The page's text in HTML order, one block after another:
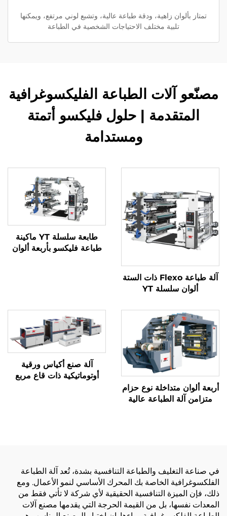
تمتاز بألوان زاهية، ودقة طباعة عالية، وتشبع لوني مرتفع، ويمكنها
تلبية مختلف الاحتياجات الشخصية في الطباعة
مصنّعو آلات الطباعة الفليكسوغرافية
المتقدمة | حلول فليكسو أتمتة
ومستدامة
آلة طباعة Flexo ذات الستة
ألوان سلسلة YT
طابعة سلسلة YT ماكينة
طباعة فليكسو بأربعة ألوان
أربعة ألوان متداخلة نوع حزام
متزامن آلة الطباعة عالية
آلة صنع أكياس ورقية
أوتوماتيكية ذات قاع مربع
في صناعة التغليف والطباعة التنافسية بشدة، تُعد آلة الطباعة
الفلكسوغرافية الخاصة بك المحرك الأساسي لنمو الأعمال. ومع
ذلك، فإن الميزة التنافسية الحقيقية لأي شركة لا تأتي فقط من
المعدات نفسها، بل من القيمة الحرجة التي يقدمها مصنع آلات